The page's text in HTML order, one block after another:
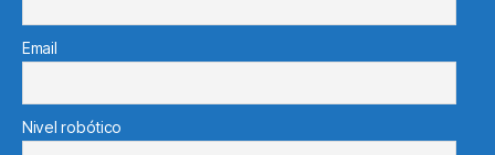
Email
Nivel robótico